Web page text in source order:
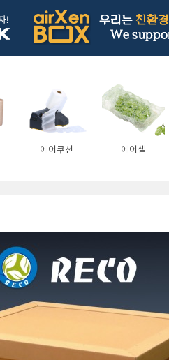
에어쿠션 에어셀